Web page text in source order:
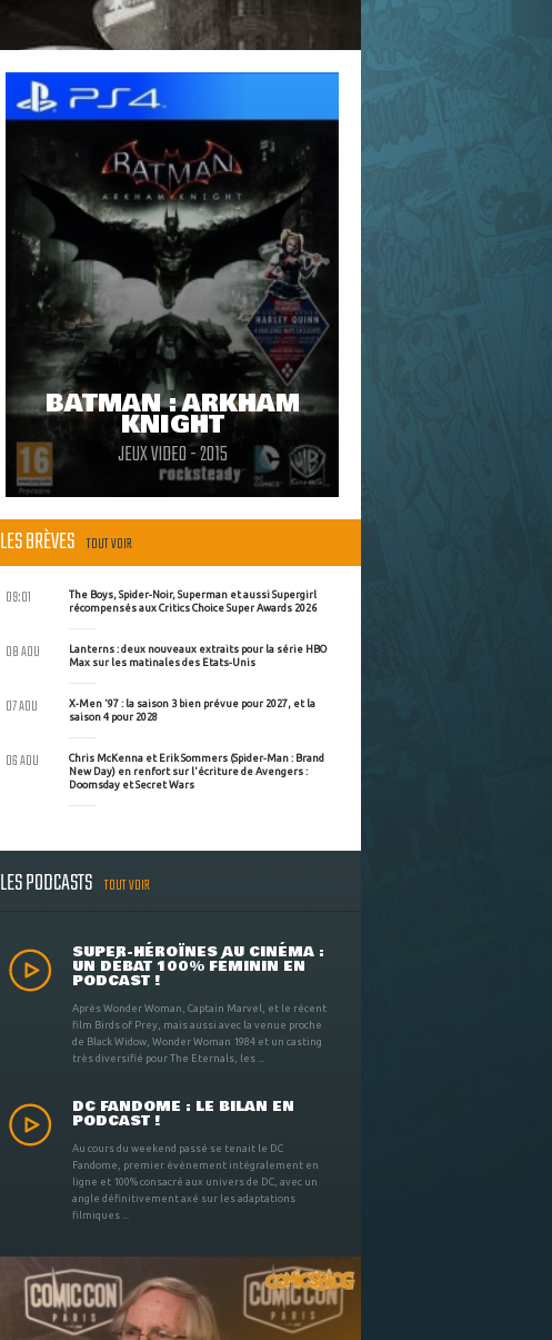
BATMAN : ARKHAM
KNIGHT
JEUX VIDEO - 2015
LES BRÈVES TOUT VOIR
The Boys, Spider-Noir, Superman et aussi Supergirl
récompensés aux Critics Choice Super Awards 2026
09:01
Lanterns : deux nouveaux extraits pour la série HBO
Max sur les matinales des Etats-Unis
08 AOU
X-Men '97 : la saison 3 bien prévue pour 2027, et la
saison 4 pour 2028
07 AOU
Chris McKenna et Erik Sommers (Spider-Man : Brand
New Day) en renfort sur l'écriture de Avengers :
Doomsday et Secret Wars
06 AOU
LES PODCASTS TOUT VOIR
SUPER-HÉROÏNES AU CINÉMA :
UN DÉBAT 100% FÉMININ EN
PODCAST !
Après Wonder Woman, Captain Marvel, et le récent
film Birds of Prey, mais aussi avec la venue proche
de Black Widow, Wonder Woman 1984 et un casting
très diversifié pour The Eternals, les ...
DC FANDOME : LE BILAN EN
PODCAST !
Au cours du weekend passé se tenait le DC
Fandome, premier évènement intégralement en
ligne et 100% consacré aux univers de DC, avec un
angle définitivement axé sur les adaptations
filmiques ...